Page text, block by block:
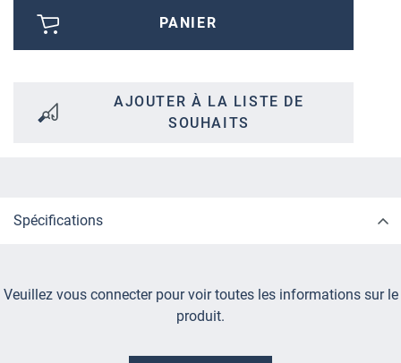
PANIER
AJOUTER À LA LISTE DE
SOUHAITS
Spécifications
Veuillez vous connecter pour voir toutes les informations sur le
produit.